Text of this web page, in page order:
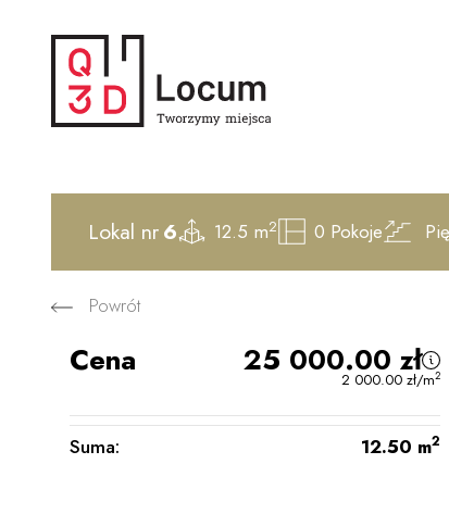
Lokal nr6 12.5 m2 0 Pokoje
Powrót
Cena 25 000.00 zł
2 000.00 zł/m2
Suma: 12.50 m2